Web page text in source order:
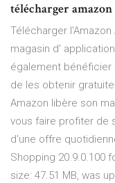
télécharger
Télécharger
magasin d'
également
de les obtenir
Amazon libère son
vous faire profiter de
d'une offre
Shopping 20.9.0.100
size: 47.51 MB, was